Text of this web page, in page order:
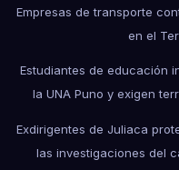
Empresas de transporte
en el
Estudiantes de educación
la UNA Puno y exigen
Exdirigentes de Juliaca
las investigaciones del